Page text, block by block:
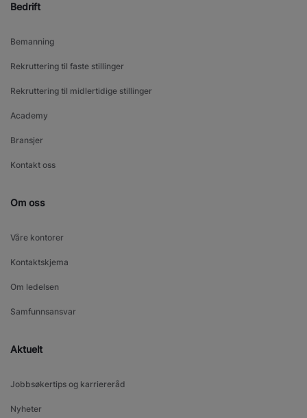
Bedrift
Bemanning
Rekruttering til faste stillinger
Rekruttering til midlertidige stillinger
Academy
Bransjer
Kontakt oss
Om oss
Våre kontorer
Kontaktskjema
Om ledelsen
Samfunnsansvar
Aktuelt
Jobbsøkertips og karriereråd
Nyheter